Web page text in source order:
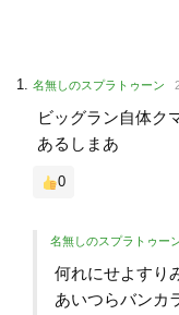
名無しのスプラトゥーン
ビッグラン自体ク
あるしまあ
0
名無しのスプラトゥー
何れにせよすり
あいつらバンカ